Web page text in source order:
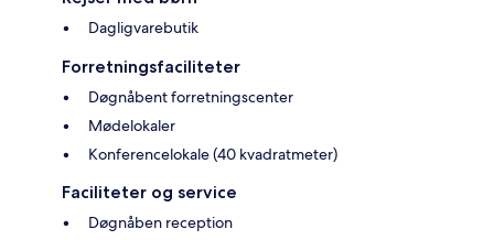
Dagligvarebutik
Forretningsfaciliteter
Døgnåbent forretningscenter
Mødelokaler
Konferencelokale (40 kvadratmeter)
Faciliteter og service
Døgnåben reception